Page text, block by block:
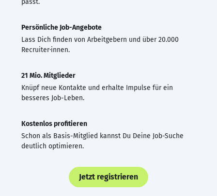
Persönliche Job-Angebote
Lass Dich finden von Arbeitgebern und über 20.000
Recruiter·innen.
21 Mio. Mitglieder
Knüpf neue Kontakte und erhalte Impulse für ein
besseres Job-Leben.
Kostenlos profitieren
Schon als Basis-Mitglied kannst Du Deine Job-Suche
deutlich optimieren.
Jetzt registrieren